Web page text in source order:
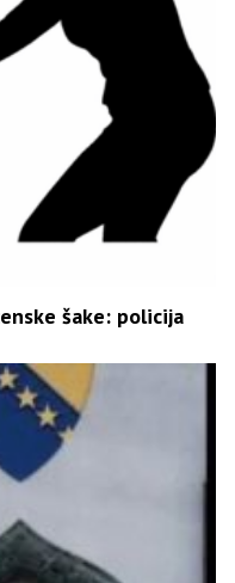
šake: policija